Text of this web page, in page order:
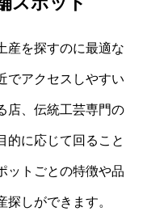
産を探すのに最適な
でアクセスしやすい
店、伝統工芸専門の
的に応じて回ること
ットごとの特徴や品
しができます。